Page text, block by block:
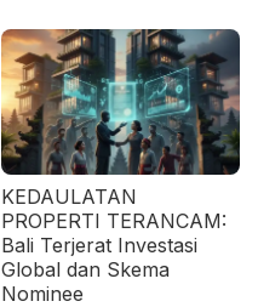
KEDAULATAN
PROPERTI TERANCAM:
Bali Terjerat Investasi
Global dan Skema
Nominee